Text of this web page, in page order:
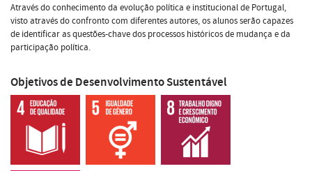
Através do conhecimento da evolução política e institucional de Portugal,
visto através do confronto com diferentes autores, os alunos serão capazes
de identificar as questões-chave dos processos históricos de mudança e da
participação política.
Objetivos de Desenvolvimento Sustentável